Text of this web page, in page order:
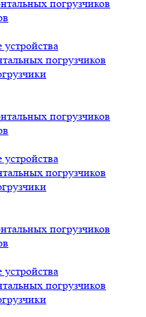
погрузчиков
погрузчиков
погрузчиков
погрузчиков
погрузчиков
погрузчиков